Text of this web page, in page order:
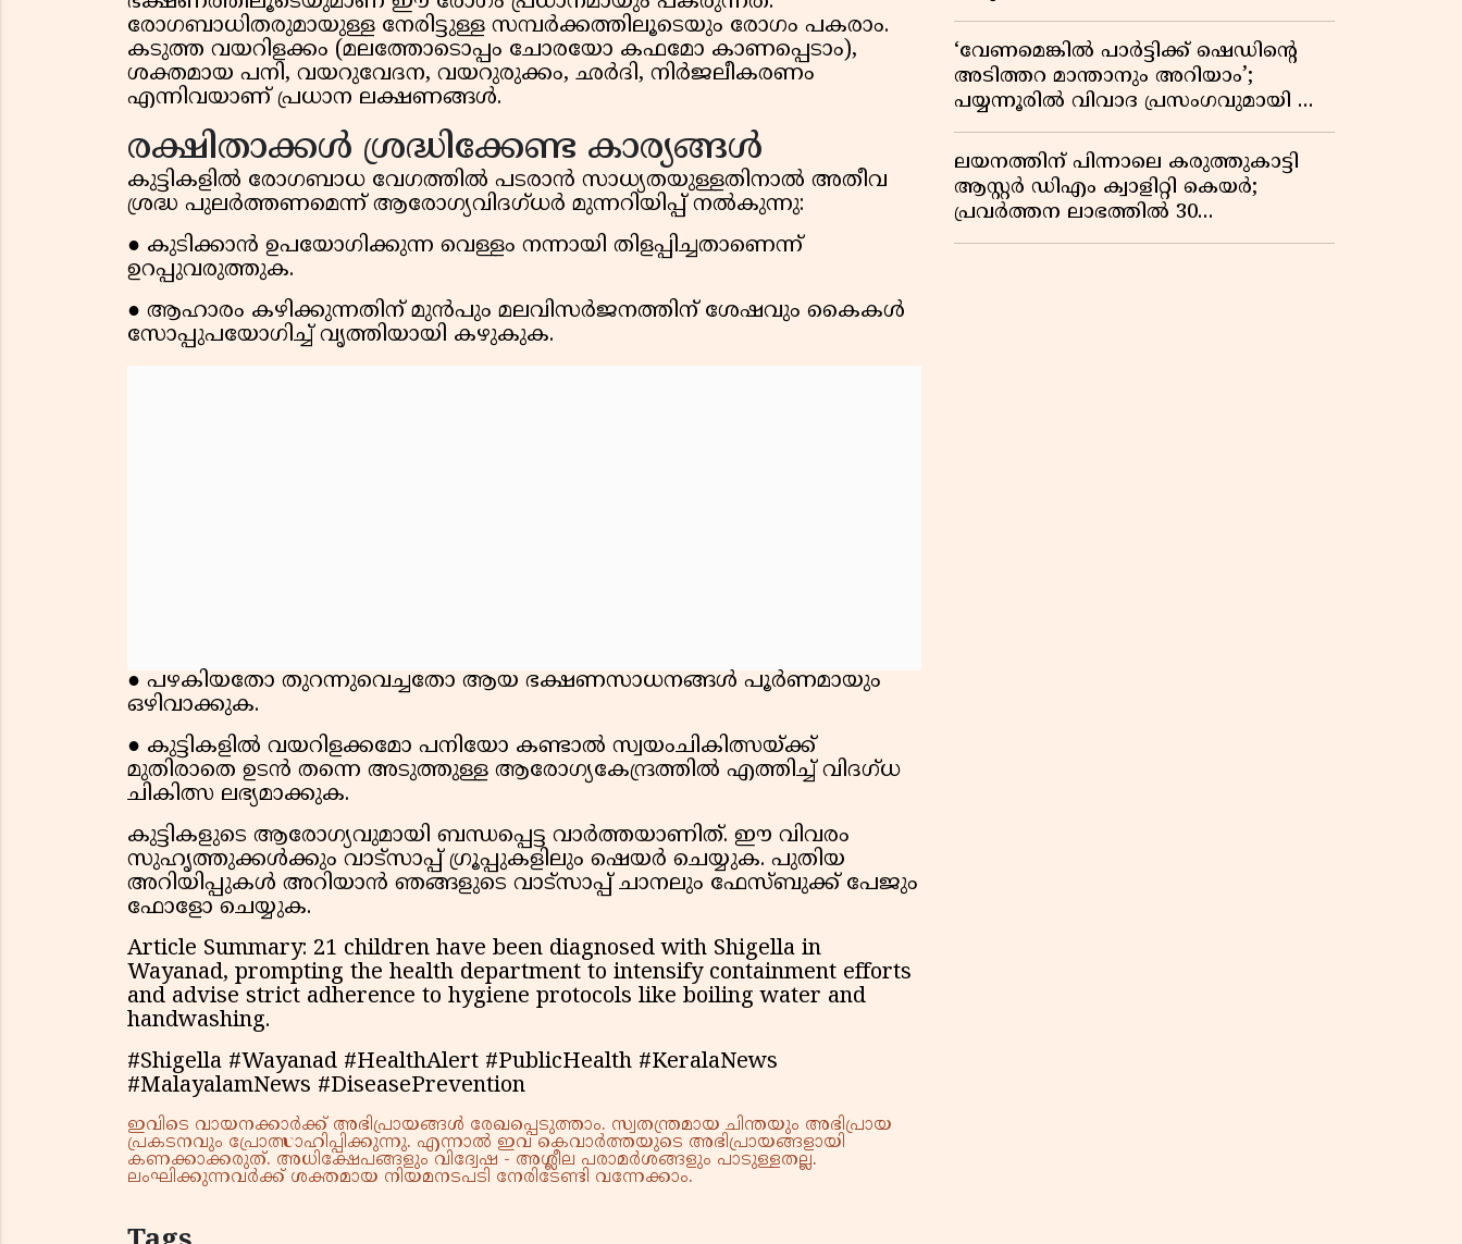
രോഗബാധിതരുമായുള്ള നേരിട്ടുള്ള സമ്പർക്കത്തിലൂടെയും രോഗം പകരാം.
കടുത്ത വയറിളക്കം (മലത്തോടൊപ്പം ചോരയോ കഫമോ കാണപ്പെടാം),
ശക്തമായ പനി, വയറുവേദന, വയറുരുക്കം, ഛർദി, നിർജലീകരണം
എന്നിവയാണ് പ്രധാന ലക്ഷണങ്ങൾ.
രക്ഷിതാക്കൾ ശ്രദ്ധിക്കേണ്ട കാര്യങ്ങൾ
കുട്ടികളിൽ രോഗബാധ വേഗത്തിൽ പടരാൻ സാധ്യതയുള്ളതിനാൽ അതീവ
ശ്രദ്ധ പുലർത്തണമെന്ന് ആരോഗ്യവിദഗ്ധർ മുന്നറിയിപ്പ് നൽകുന്നു:
● കുടിക്കാൻ ഉപയോഗിക്കുന്ന വെള്ളം നന്നായി തിളപ്പിച്ചതാണെന്ന്
ഉറപ്പുവരുത്തുക.
● ആഹാരം കഴിക്കുന്നതിന് മുൻപും മലവിസർജനത്തിന് ശേഷവും കൈകൾ
സോപ്പുപയോഗിച്ച് വൃത്തിയായി കഴുകുക.
● പഴകിയതോ തുറന്നുവെച്ചതോ ആയ ഭക്ഷണസാധനങ്ങൾ പൂർണമായും
ഒഴിവാക്കുക.
● കുട്ടികളിൽ വയറിളക്കമോ പനിയോ കണ്ടാൽ സ്വയംചികിത്സയ്ക്ക്
മുതിരാതെ ഉടൻ തന്നെ അടുത്തുള്ള ആരോഗ്യകേന്ദ്രത്തിൽ എത്തിച്ച് വിദഗ്ധ
ചികിത്സ ലഭ്യമാക്കുക.
കുട്ടികളുടെ ആരോഗ്യവുമായി ബന്ധപ്പെട്ട വാർത്തയാണിത്. ഈ വിവരം
സുഹൃത്തുക്കൾക്കും വാട്സാപ്പ് ഗ്രൂപ്പുകളിലും ഷെയർ ചെയ്യുക. പുതിയ
അറിയിപ്പുകൾ അറിയാൻ ഞങ്ങളുടെ വാട്സാപ്പ് ചാനലും ഫേസ്ബുക്ക് പേജും
ഫോളോ ചെയ്യുക.
Article Summary: 21 children have been diagnosed with Shigella in
Wayanad, prompting the health department to intensify containment efforts
and advise strict adherence to hygiene protocols like boiling water and
handwashing.
#Shigella #Wayanad #HealthAlert #PublicHealth #KeralaNews
#MalayalamNews #DiseasePrevention
ഇവിടെ വായനക്കാർക്ക് അഭിപ്രായങ്ങൾ രേഖപ്പെടുത്താം. സ്വതന്ത്രമായ ചിന്തയും അഭിപ്രായ
പ്രകടനവും പ്രോത്സാഹിപ്പിക്കുന്നു. എന്നാൽ ഇവ കെവാർത്തയുടെ അഭിപ്രായങ്ങളായി
കണക്കാക്കരുത്. അധിക്ഷേപങ്ങളും വിദ്വേഷ - അശ്ലീല പരാമർശങ്ങളും പാടുള്ളതല്ല.
ലംഘിക്കുന്നവർക്ക് ശക്തമായ നിയമനടപടി നേരിടേണ്ടി വന്നേക്കാം.
‘വേണമെങ്കിൽ പാർട്ടിക്ക് ഷെഡിൻ്റെ
അടിത്തറ മാന്താനും അറിയാം’;
പയ്യന്നൂരിൽ വിവാദ പ്രസംഗവുമായി കെ
കെ രാഗേഷ്
ലയനത്തിന് പിന്നാലെ കരുത്തുകാട്ടി
ആസ്റ്റർ ഡിഎം ക്വാളിറ്റി കെയർ;
പ്രവർത്തന ലാഭത്തിൽ 30
ശതമാനത്തിൻ്റെ വളർച്ച,